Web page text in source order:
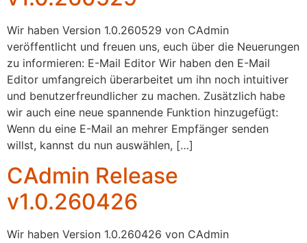
Wir haben Version 1.0.260529 von CAdmin
veröffentlicht und freuen uns, euch über die Neuerungen
zu informieren: E-Mail Editor Wir haben den E-Mail
Editor umfangreich überarbeitet um ihn noch intuitiver
und benutzerfreundlicher zu machen. Zusätzlich habe
wir auch eine neue spannende Funktion hinzugefügt:
Wenn du eine E-Mail an mehrer Empfänger senden
willst, kannst du nun auswählen, […]
CAdmin Release
v1.0.260426
Wir haben Version 1.0.260426 von CAdmin